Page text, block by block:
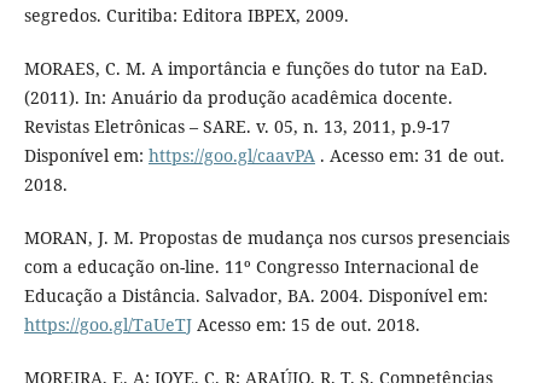
segredos. Curitiba: Editora IBPEX, 2009.
MORAES, C. M. A importância e funções do tutor na EaD.
(2011). In: Anuário da produção acadêmica docente.
Revistas Eletrônicas – SARE. v. 05, n. 13, 2011, p.9-17
Disponível em: https://goo.gl/caavPA. Acesso em: 31 de out.
2018.
MORAN, J. M. Propostas de mudança nos cursos presenciais
com a educação on-line. 11º Congresso Internacional de
Educação a Distância. Salvador, BA. 2004. Disponível em:
https://goo.gl/TaUeTJAcesso em: 15 de out. 2018.
MOREIRA, E. A; JOYE, C. R; ARAÚJO, R. T. S. Competências